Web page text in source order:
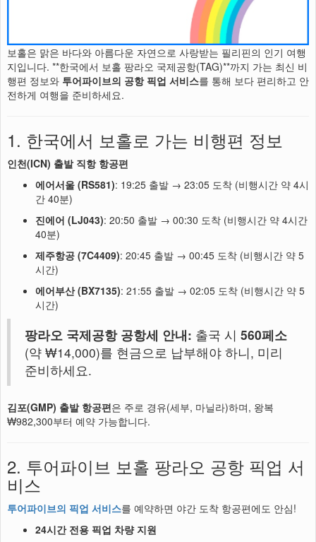
보홀은 맑은 바다와 아름다운 자연으로 사랑받는 필리핀의 인기 여행
지입니다. **한국에서 보홀 팡라오 국제공항(TAG)**까지 가는 최신 비
행편 정보와 투어파이브의 공항 픽업 서비스를 통해 보다 편리하고 안
전하게 여행을 준비하세요.
1. 한국에서 보홀로 가는 비행편 정보
인천(ICN) 출발 직항 항공편
에어서울 (RS581): 19:25 출발 → 23:05 도착 (비행시간 약 4시
간 40분)
진에어 (LJ043): 20:50 출발 → 00:30 도착 (비행시간 약 4시간
40분)
제주항공 (7C4409): 20:45 출발 → 00:45 도착 (비행시간 약 5
시간)
에어부산 (BX7135): 21:55 출발 → 02:05 도착 (비행시간 약 5
시간)
팡라오 국제공항 공항세 안내: 출국 시 560페소
(약 ₩14,000)를 현금으로 납부해야 하니, 미리
준비하세요.
김포(GMP) 출발 항공편은 주로 경유(세부, 마닐라)하며, 왕복
₩982,300부터 예약 가능합니다.
2. 투어파이브 보홀 팡라오 공항 픽업 서
비스
투어파이브의 픽업 서비스를 예약하면 야간 도착 항공편에도 안심!
24시간 전용 픽업 차량 지원